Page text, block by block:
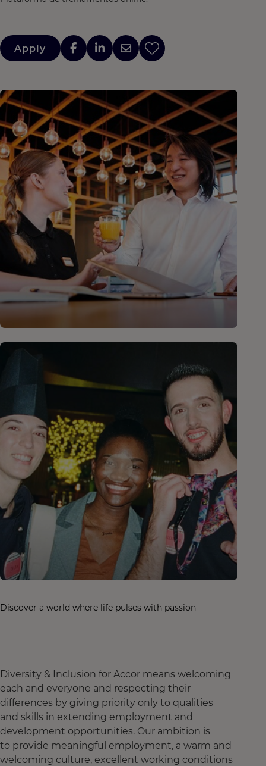
Apply
Discover a world where life pulses with passion
Diversity & Inclusion for Accor means welcoming
each and everyone and respecting their
differences by giving priority only to qualities
and skills in extending employment and
development opportunities. Our ambition is
to provide meaningful employment, a warm and
welcoming culture, excellent working conditions